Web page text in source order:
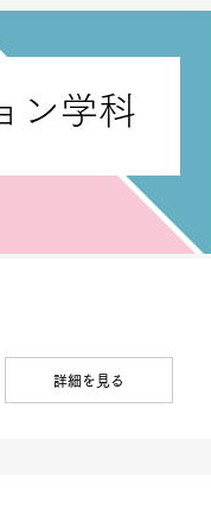
ン学科
詳細を見る